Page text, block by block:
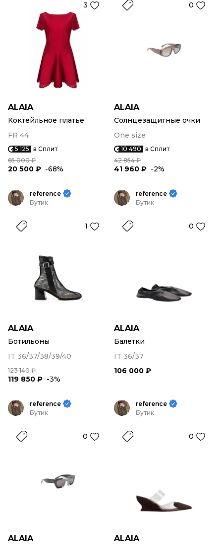
3
ALAIA
Коктейльное платье
FR 44
5 125 в Сплит
65 000 ₽
20 500 ₽ -68%
0
ALAIA
Солнцезащитные очки
One size
10 490 в Сплит
42 854 ₽
41 960 ₽ -2%
reference
Бутик
1
ALAIA
Ботильоны
IT 36/37/38/39/40
123 140 ₽
119 850 ₽ -3%
reference
Бутик
0
ALAIA
Балетки
IT 36/37
106 000 ₽
reference
Бутик
0
ALAIA
reference
Бутик
0
ALAIA